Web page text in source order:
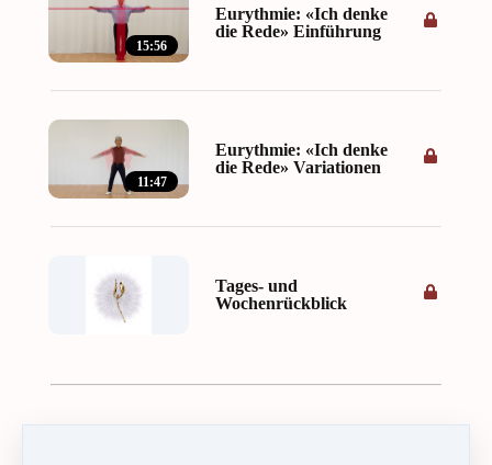
15:56
Eurythmie: «Ich denke
die Rede» Einführung
11:47
Eurythmie: «Ich denke
die Rede» Variationen
Tages- und
Wochenrückblick